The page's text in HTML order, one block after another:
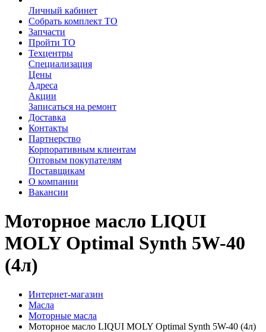
Личный кабинет
Собрать комплект ТО
Запчасти
Пройти ТО
Техцентры
Специализация
Цены
Адреса
Акции
Записаться на ремонт
Доставка
Контакты
Партнерство
Корпоративным клиентам
Оптовым покупателям
Поставщикам
О компании
Вакансии
Моторное масло LIQUI
MOLY Optimal Synth 5W-40
(4л)
Интернет-магазин
Масла
Моторные масла
Моторное масло LIQUI MOLY Optimal Synth 5W-40 (4л)